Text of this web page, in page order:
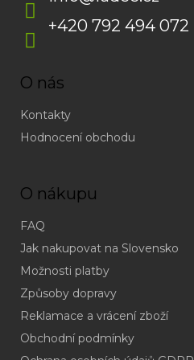
+420 792 494 072
O nás
Kontakty
Hodnocení obchodu
O nákupu
FAQ
Jak nakupovat na Slovensko
Možnosti platby
Způsoby dopravy
Reklamace a vrácení zboží
Obchodní podmínky
(odpověď